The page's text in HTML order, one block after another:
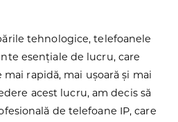
tehnologice, telefoanele
esențiale de lucru, care
rapidă, mai ușoară și mai
acest lucru, am decis să
de telefoane IP, care